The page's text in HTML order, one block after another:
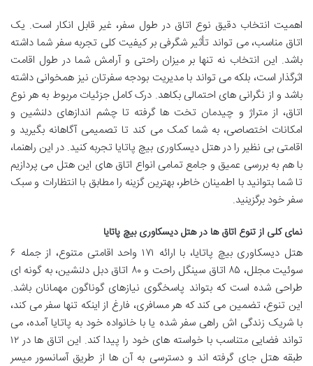
اهمیت انتخاب دقیق نوع اتاق در طول سفر، غیر قابل انکار است. یک
اتاق مناسب، می تواند تأثیر شگرفی بر کیفیت کلی تجربه سفر شما داشته
باشد. این انتخاب نه تنها بر میزان راحتی و آرامش شما در طول اقامت
اثرگذار است، بلکه می تواند با مدیریت بودجه سفرتان نیز همخوانی داشته
باشد و از نگرانی های احتمالی بکاهد. درک کامل جزئیات مربوط به هر نوع
اتاق، از متراژ و چیدمان تخت ها گرفته تا چشم اندازهای دلنشین و
امکانات اختصاصی، به شما کمک می کند تا تصمیمی آگاهانه بگیرید و
اقامتی بی نظیر را در هتل دیسکاوری بیچ پاتایا تجربه کنید. در این راهنما،
با هم به بررسی عمیق و جامع تمامی انواع اتاق های این هتل می پردازیم
تا شما بتوانید با اطمینان خاطر، بهترین گزینه را مطابق با انتظارات و سبک
سفر خود برگزینید.
نمای کلی از تنوع اتاق ها در هتل دیسکاوری بیچ پاتایا
هتل دیسکاوری بیچ پاتایا، با ارائه ۱۷۱ واحد اقامتی متنوع، از جمله ۶
سوئیت مجلل، ۸۵ اتاق سینگل راحت و ۸۰ اتاق دبل دلنشین، به گونه ای
طراحی شده است که بتواند پاسخگوی نیازهای گوناگون مهمانان باشد.
این تنوع، تضمین می کند که هر مسافری، فارغ از اینکه تنها سفر می کند،
با شریک زندگی اش راهی سفر شده یا با خانواده خود به پاتایا آمده، می
تواند فضایی متناسب با خواسته های خود را پیدا کند. این اتاق ها در ۱۲
طبقه هتل جای گرفته اند و دسترسی به آن ها از طریق آسانسور میسر